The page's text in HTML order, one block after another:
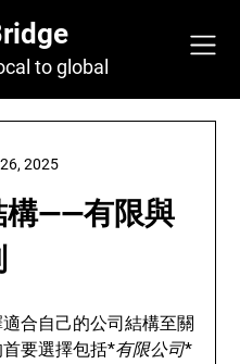
to global
構——有限與
2025
合自己的公司結構至關
要選擇包括*有限公司*